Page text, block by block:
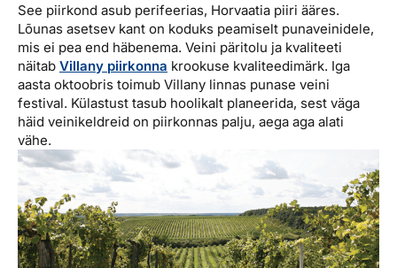
See piirkond asub perifeerias, Horvaatia piiri ääres.
Lõunas asetsev kant on koduks peamiselt punaveinidele,
mis ei pea end häbenema. Veini päritolu ja kvaliteeti
näitab Villany piirkonna krookuse kvaliteedimärk. Iga
aasta oktoobris toimub Villany linnas punase veini
festival. Külastust tasub hoolikalt planeerida, sest väga
häid veinikeldreid on piirkonnas palju, aega aga alati
vähe.